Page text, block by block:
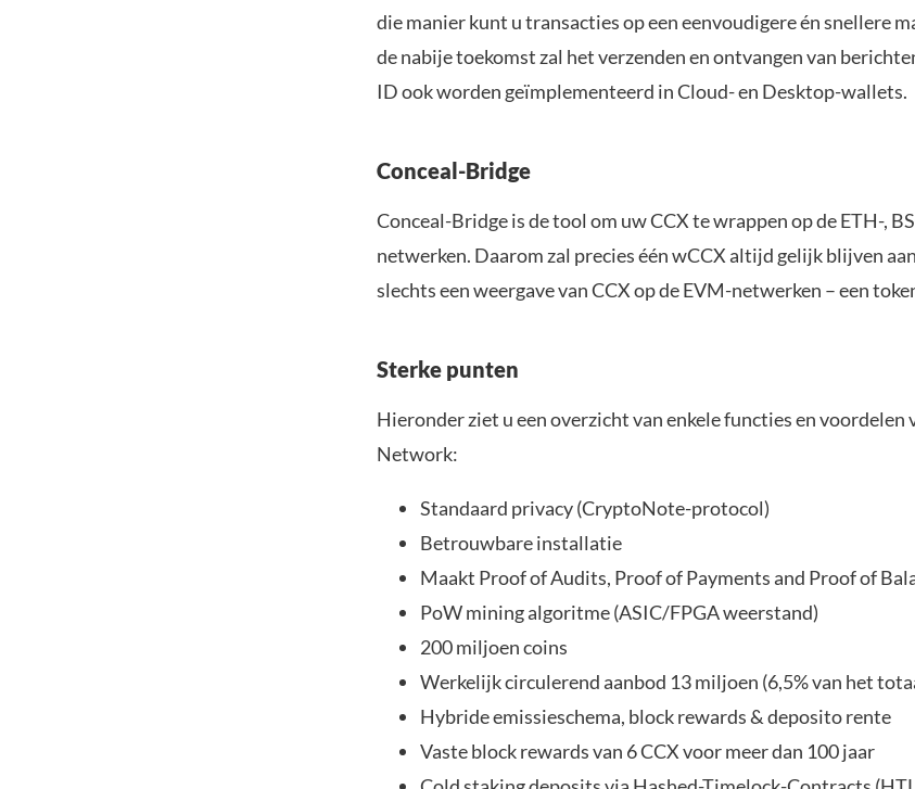
die manier kunt u transacties op een eenvoudigere én snellere
de nabije toekomst zal het verzenden en ontvangen van
ID ook worden geïmplementeerd in Cloud- en Desktop-wallets.
Conceal-Bridge
Conceal-Bridge is de tool om uw CCX te wrappen op de ETH-,
netwerken. Daarom zal precies één wCCX altijd gelijk blijven
slechts een weergave van CCX op de EVM-netwerken – een
Sterke punten
Hieronder ziet u een overzicht van enkele functies en voordelen
Network:
Standaard privacy (CryptoNote-protocol)
Betrouwbare installatie
Maakt Proof of Audits, Proof of Payments and Proof of
PoW mining algoritme (ASIC/FPGA weerstand)
200 miljoen coins
Werkelijk circulerend aanbod 13 miljoen (6,5% van het
Hybride emissieschema, block rewards & deposito rente
Vaste block rewards van 6 CCX voor meer dan 100 jaar